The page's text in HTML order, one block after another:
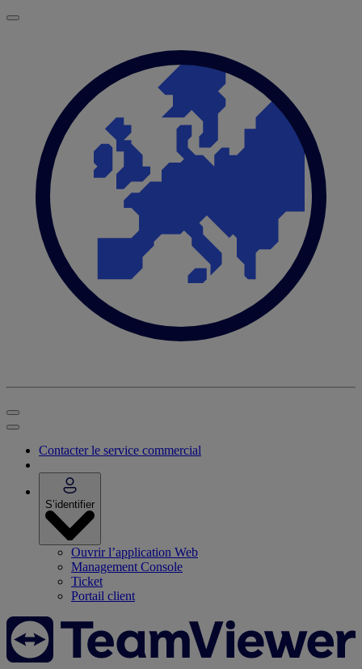
Contacter le service commercial
S’identifier
Ouvrir l’application Web
Management Console
Ticket
Portail client